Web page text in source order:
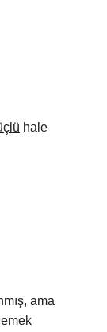
hale
ama